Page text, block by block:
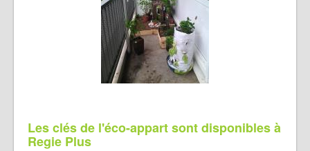
Les clés de l'éco-appart sont disponibles à
Regie Plus